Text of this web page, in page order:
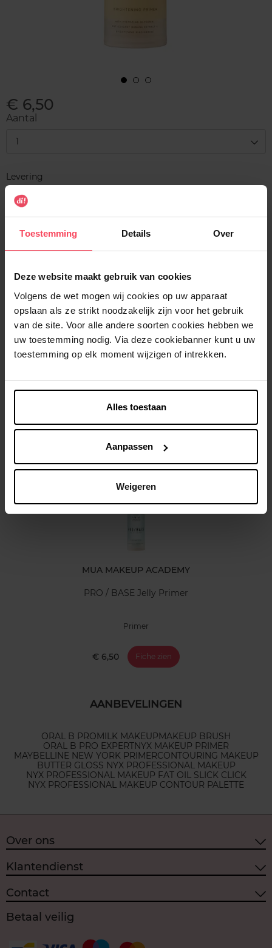
Toestemming Details Over
Deze website maakt gebruik van cookies
Volgens de wet mogen wij cookies op uw apparaat
opslaan als ze strikt noodzakelijk zijn voor het gebruik
van de site. Voor alle andere soorten cookies hebben we
uw toestemming nodig. Via deze cookiebanner kunt u uw
toestemming op elk moment wijzigen of intrekken.
Alles toestaan
Aanpassen
Weigeren
€ 6,50
Aantal
1
Levering
Voorradig
In winkelmandje
Gratis levering bij aankoop van min. 35€.
Verzending binnen 24u
Beschrijving
Klantereview
Nog iets vergeten ?
MUA MAKEUP ACADEMY
PRO / BASE Jelly Primer
Primer
€ 6,50 Fiche zien
AANBEVELINGEN
ORAL B PROMILK MAKEUPMAKEUP BRUSH
ORAL B PRO EXPERTNYX MAKEUP PRIMER
MAYBELLINE NEW YORK PRIMERCONTOURING MAKEUP
BUTTER GLOSS NYX PROFESSIONAL MAKEUP
NYX PROFESSIONAL MAKEUP FAT OIL SLICK CLICK
NYX PROFESSIONAL MAKEUP CONTOUR PALETTE
Over ons
Klantendienst
Contact
Betaal veilig